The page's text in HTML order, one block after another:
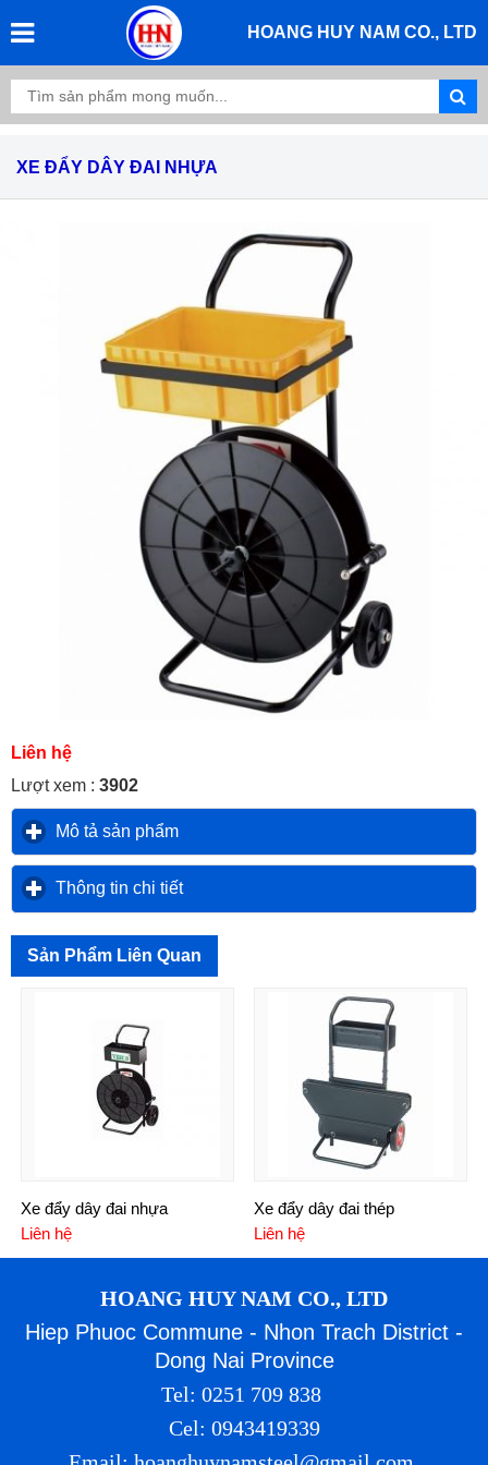
HOANG HUY NAM CO., LTD
XE ĐẨY DÂY ĐAI NHỰA
Liên hệ
Lượt xem : 3902
Mô tả sản phẩm
Thông tin chi tiếtclick to expand contents
Sản Phẩm Liên Quan
Xe đẩy dây đai nhựa
Liên hệ
Xe đẩy dây đai thép
Liên hệ
HOANG HUY NAM CO., LTD
Hiep Phuoc Commune - Nhon Trach District -
Dong Nai Province
Tel: 0251 709 838
Cel: 0943419339